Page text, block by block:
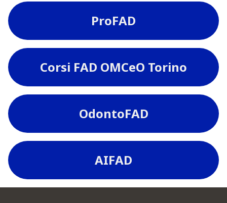
ProFAD
Corsi FAD OMCeO Torino
OdontoFAD
AIFAD